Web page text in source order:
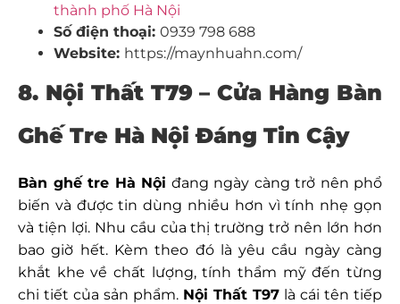
thành phố Hà Nội
Số điện thoại: 0939 798 688
Website: https://maynhuahn.com/
8. Nội Thất T79 – Cửa Hàng Bàn
Ghế Tre Hà Nội Đáng Tin Cậy
Bàn ghế tre Hà Nội đang ngày càng trở nên phổ
biến và được tin dùng nhiều hơn vì tính nhẹ gọn
và tiện lợi. Nhu cầu của thị trường trở nên lớn hơn
bao giờ hết. Kèm theo đó là yêu cầu ngày càng
khắt khe về chất lượng, tính thẩm mỹ đến từng
chi tiết của sản phẩm. Nội Thất T97 là cái tên tiếp